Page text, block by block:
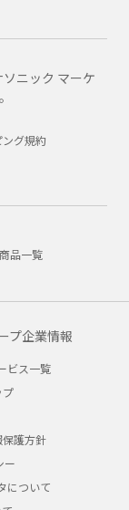
ニック マーケ
グ規約
商品一覧
プ企業情報
ビス一覧
プ
護方針
ー
について